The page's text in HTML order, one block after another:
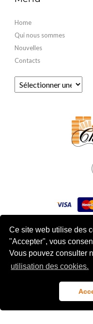
Ce site web utilise des
"Accepter", vous
Vous pouvez consulter
utilisation des cookies.
Home
Qui nous sommes
Nouvelles
Contacts
Termes et conditions | Livre des